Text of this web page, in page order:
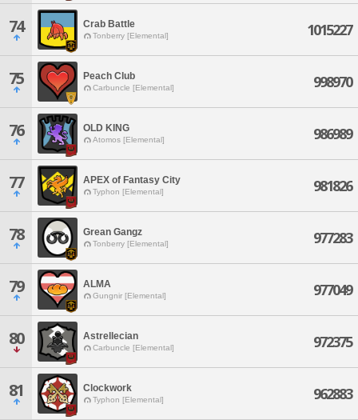
74 Crab Battle
Tonberry [Elemental] 1015227
75 Peach Club
Carbuncle [Elemental] 998970
76 OLD KING
Atomos [Elemental] 986989
77 APEX of Fantasy City
Typhon [Elemental] 981826
78 Grean Gangz
Tonberry [Elemental] 977283
79 ALMA
Gungnir [Elemental] 977049
80 Astrellecian
Carbuncle [Elemental] 972375
81 Clockwork
Typhon [Elemental] 962883